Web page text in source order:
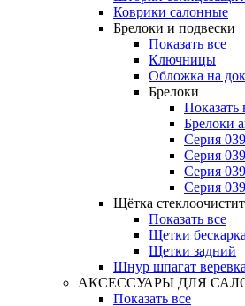
Коврики салонные
Брелоки и подвески
Показать все
Ключницы
Обложка на
Брелоки
Показать
Брелоки
Серия
Серия
Серия
Серия
Щётка
Показать все
Щетки
Щетки задний
Шнур шпагат веревка
АКСЕССУАРЫ ДЛЯ
Показать все